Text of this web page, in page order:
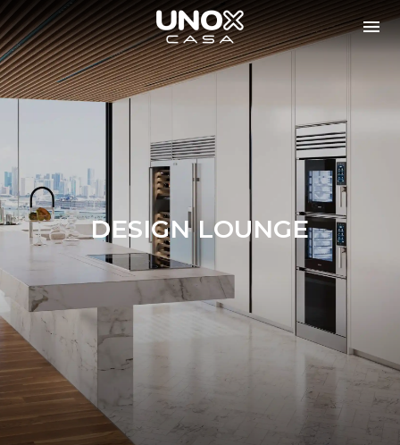
DESIGN LOUNGE